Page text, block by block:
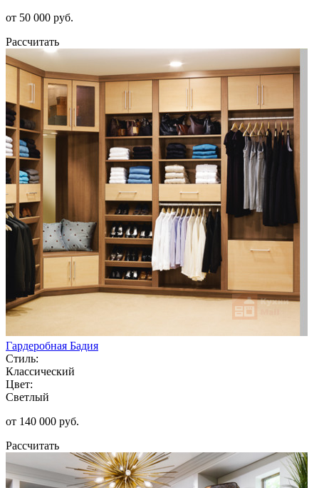
от 50 000 руб.
Рассчитать
Гардеробная Бадия
Стиль:
Классический
Цвет:
Светлый
от 140 000 руб.
Рассчитать